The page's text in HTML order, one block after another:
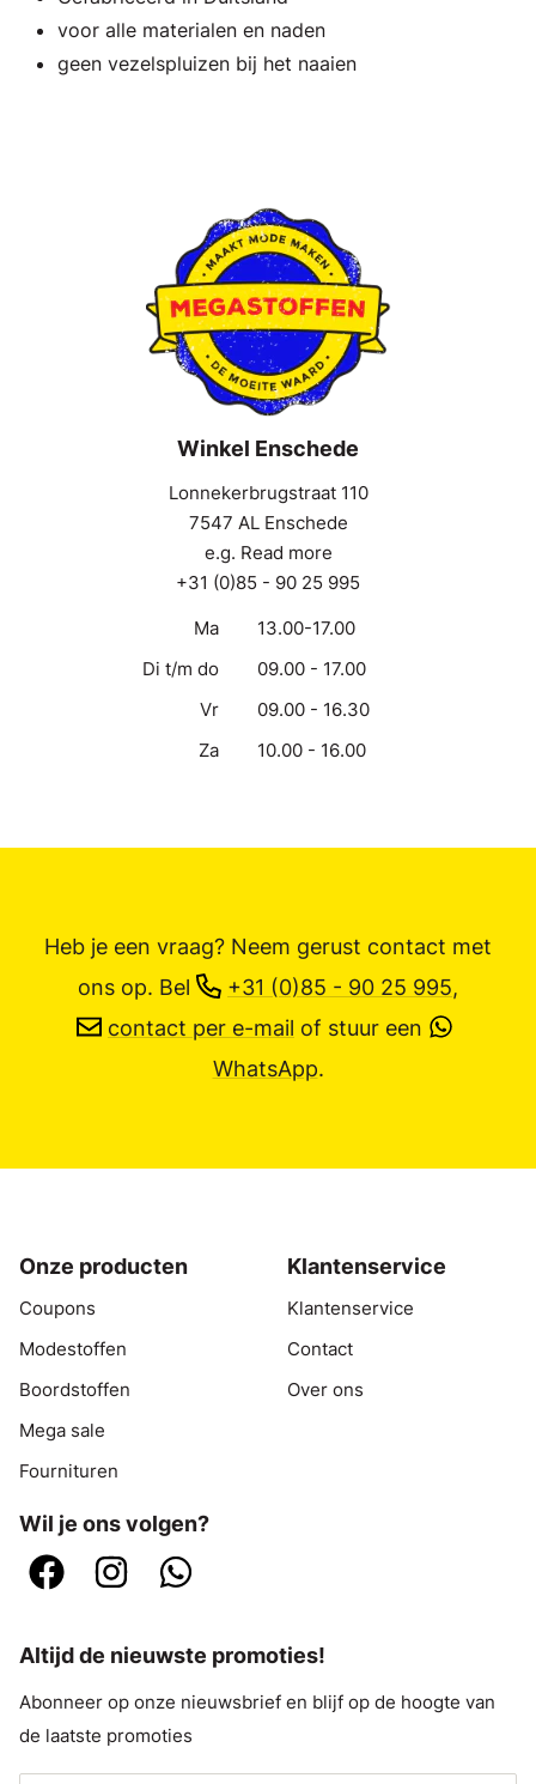
voor alle materialen en naden
geen vezelspluizen bij het naaien
Winkel Enschede
Lonnekerbrugstraat 110
7547 AL Enschede
e.g. Read more
+31 (0)85 - 90 25 995
Ma
13.00-17.00
Di t/m do
09.00 - 17.00
Vr
09.00 - 16.30
Za
10.00 - 16.00
Heb je een vraag? Neem gerust contact met
ons op. Bel +31 (0)85 - 90 25 995,
contact per e-mail of stuur een
WhatsApp.
Onze producten
Coupons
Modestoffen
Boordstoffen
Mega sale
Fournituren
Klantenservice
Klantenservice
Contact
Over ons
Wil je ons volgen?
Altijd de nieuwste promoties!
Abonneer op onze nieuwsbrief en blijf op de hoogte van
de laatste promoties